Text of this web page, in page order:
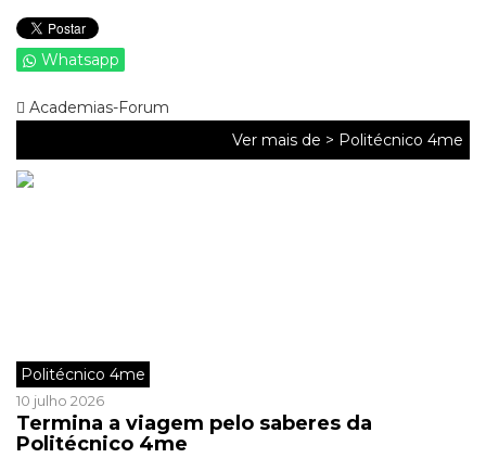
Whatsapp
Academias-Forum
Ver mais de > Politécnico 4me
Politécnico 4me
10 julho 2026
Termina a viagem pelo saberes da
Politécnico 4me